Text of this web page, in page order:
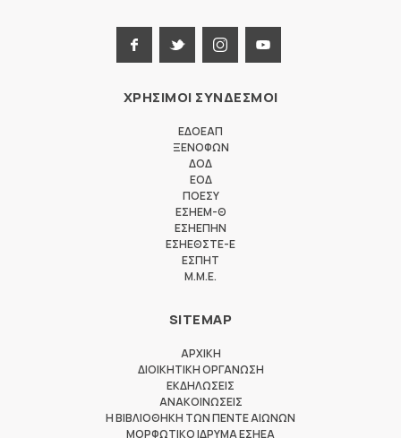
ΧΡΗΣΙΜΟΙ ΣΥΝΔΕΣΜΟΙ
ΕΔΟΕΑΠ
ΞΕΝΟΦΩΝ
ΔΟΔ
ΕΟΔ
ΠΟΕΣΥ
ΕΣΗΕΜ-Θ
ΕΣΗΕΠΗΝ
ΕΣΗΕΘΣΤΕ-Ε
ΕΣΠΗΤ
M.M.E.
SITEMAP
ΑΡΧΙΚΗ
ΔΙΟΙΚΗΤΙΚΗ ΟΡΓΑΝΩΣΗ
ΕΚΔΗΛΩΣΕΙΣ
ΑΝΑΚΟΙΝΩΣΕΙΣ
Η ΒΙΒΛΙΟΘΗΚΗ ΤΩΝ ΠΕΝΤΕ ΑΙΩΝΩΝ
ΜΟΡΦΩΤΙΚΟ ΙΔΡΥΜΑ ΕΣΗΕΑ